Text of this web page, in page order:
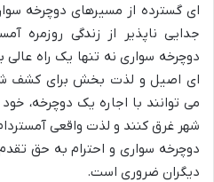
ای گسترده از مسیرهای دوچرخه
جدایی ناپذیر از زندگی روزمره
دوچرخه سواری نه تنها یک راه
ای اصیل و لذت بخش برای کشف
می توانند با اجاره یک دوچرخه،
شهر غرق کنند و لذت واقعی
دوچرخه سواری و احترام به حق
دیگران ضروری است.